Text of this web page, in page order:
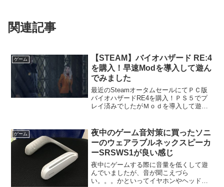
関連記事
ゲーム
【STEAM】バイオハザード RE:4
を購入！早速Modを導入して遊ん
でみました
最近のSteamオータムセールにてＰＣ版
バイオハザードRE4を購入！ＰＳ５でプ
レイ済みでしたがＭｏｄを導入して遊ん
なんかで割引されてたりするのでお得だ
ったりします！...
ゲーム
夜中のゲーム音対策に買ったソニ
ーのウェアラブルネックスピーカ
ーSRSWS1が良い感じ
夜中にゲームする際に音量を低くして遊
んでいましたが、音が聞こえづら
い。。。かといってイヤホンやヘッドホ